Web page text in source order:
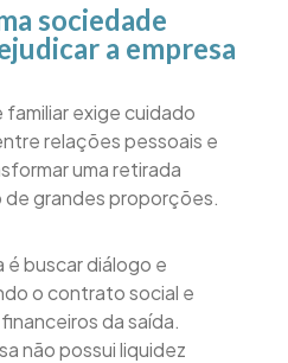
sociedade
a empresa
familiar exige cuidado
relações pessoais e
uma retirada
de grandes proporções.
é buscar diálogo e
o contrato social e
da saída.
não possui liquidez